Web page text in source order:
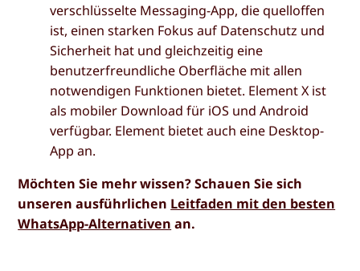
verschlüsselte Messaging-App, die quelloffen
ist, einen starken Fokus auf Datenschutz und
Sicherheit hat und gleichzeitig eine
benutzerfreundliche Oberfläche mit allen
notwendigen Funktionen bietet. Element X ist
als mobiler Download für iOS und Android
verfügbar. Element bietet auch eine Desktop-
App an.
Möchten Sie mehr wissen? Schauen Sie sich
unseren ausführlichen Leitfaden mit den besten
WhatsApp-Alternativen an.